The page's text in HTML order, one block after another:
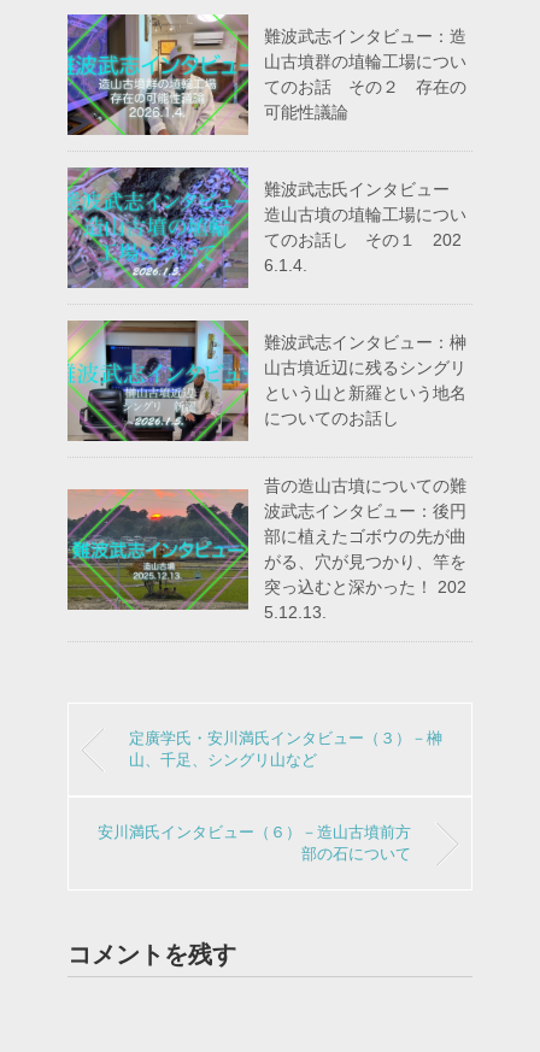
難波武志インタビュー：造
山古墳群の埴輪工場につい
てのお話 その２ 存在の
可能性議論
難波武志氏インタビュー
造山古墳の埴輪工場につい
てのお話し その１ 202
6.1.4.
難波武志インタビュー：榊
山古墳近辺に残るシングリ
という山と新羅という地名
についてのお話し
昔の造山古墳についての難
波武志インタビュー：後円
部に植えたゴボウの先が曲
がる、穴が見つかり、竿を
突っ込むと深かった！ 202
5.12.13.
定廣学氏・安川満氏インタビュー（３）－榊
山、千足、シングリ山など
安川満氏インタビュー（６）－造山古墳前方
部の石について
コメントを残す